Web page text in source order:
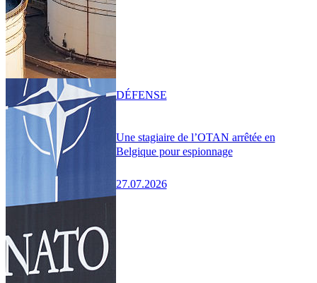
Une stagiaire de l’OTAN arrêtée en
Belgique pour espionnage
27.07.2026
DÉFENSE